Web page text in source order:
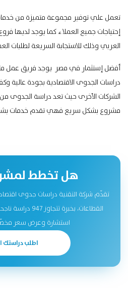
تعمل علي توفير مجموعة متميزة من خدمات
إحتياجات جميع العملاء كما يوجد لديها
العربي وذلك للاستجابة السريعة لطلبات
أفضل إستثمار في مصر يوجد فريق عمل
دراسات الجدوى الاقتصادية بجودة عالية
الشركات الأخرى حيث تعد دراسة الجدوى
مشروع بشكل سريع فهي تقدم خدمات
هل تخطط
تقدّم شركة التقنية دراسات جدوى
القطاعات، بخبرة
استشارة وعرض سعر
اطلب دراستك